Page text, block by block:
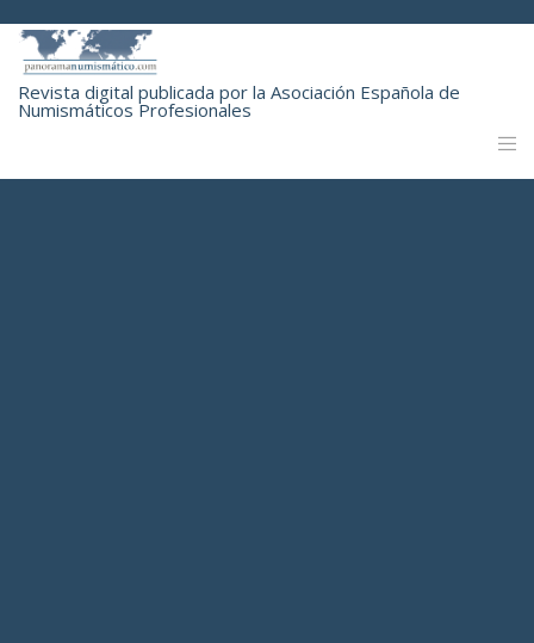
Revista digital publicada por la Asociación Española de
Numismáticos Profesionales